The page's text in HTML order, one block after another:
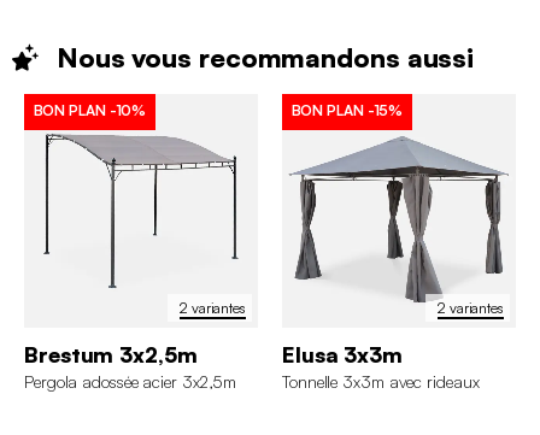
Nous vous recommandons aussi
2 variantes
BON PLAN -10%
Brestum 3x2,5m
Pergola adossée acier 3x2,5m
2 variantes
BON PLAN -15%
Elusa 3x3m
Tonnelle 3x3m avec rideaux